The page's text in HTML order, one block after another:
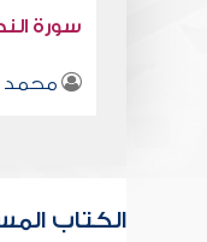
سورة
محمد
الكتاب